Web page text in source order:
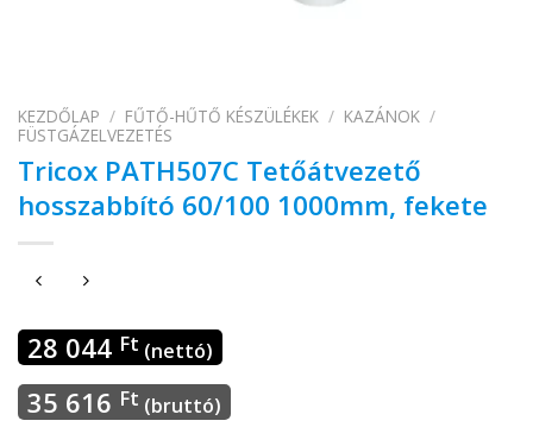
KEZDŐLAP / FŰTŐ-HŰTŐ KÉSZÜLÉKEK / KAZÁNOK /
FÜSTGÁZELVEZETÉS
Tricox PATH507C Tetőátvezető
hosszabbító 60/100 1000mm, fekete
28 044 Ft (nettó)
35 616 Ft (bruttó)